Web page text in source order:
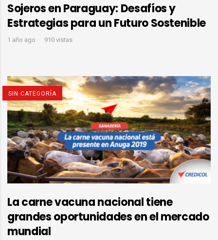
Sojeros en Paraguay: Desafíos y
Estrategias para un Futuro Sostenible
1 año ago 910 vistas
SIN CATEGORÍA
La carne vacuna nacional tiene
grandes oportunidades en el mercado
mundial